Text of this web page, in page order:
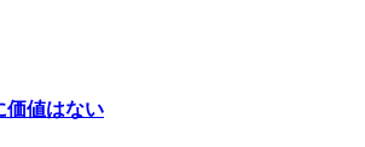
価値はない